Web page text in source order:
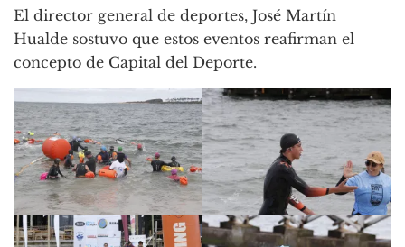
El director general de deportes, José Martín
Hualde sostuvo que estos eventos reafirman el
concepto de Capital del Deporte.